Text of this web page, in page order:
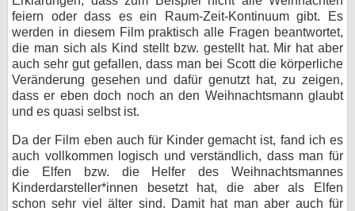
feiern oder dass es ein Raum-Zeit-Kontinuum gibt. Es
werden in diesem Film praktisch alle Fragen beantwortet,
die man sich als Kind stellt bzw. gestellt hat. Mir hat aber
auch sehr gut gefallen, dass man bei Scott die körperliche
Veränderung gesehen und dafür genutzt hat, zu zeigen,
dass er eben doch noch an den Weihnachtsmann glaubt
und es quasi selbst ist.
Da der Film eben auch für Kinder gemacht ist, fand ich es
auch vollkommen logisch und verständlich, dass man für
die Elfen bzw. die Helfer des Weihnachtsmannes
Kinderdarsteller*innen besetzt hat, die aber als Elfen
schon sehr viel älter sind. Damit hat man aber auch für